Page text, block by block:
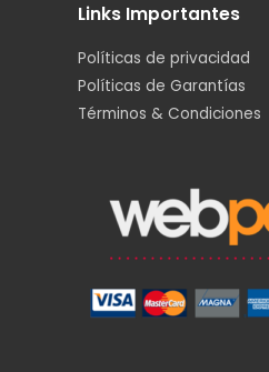
Links Importantes
Políticas de privacidad
Políticas de Garantías
Términos & Condiciones